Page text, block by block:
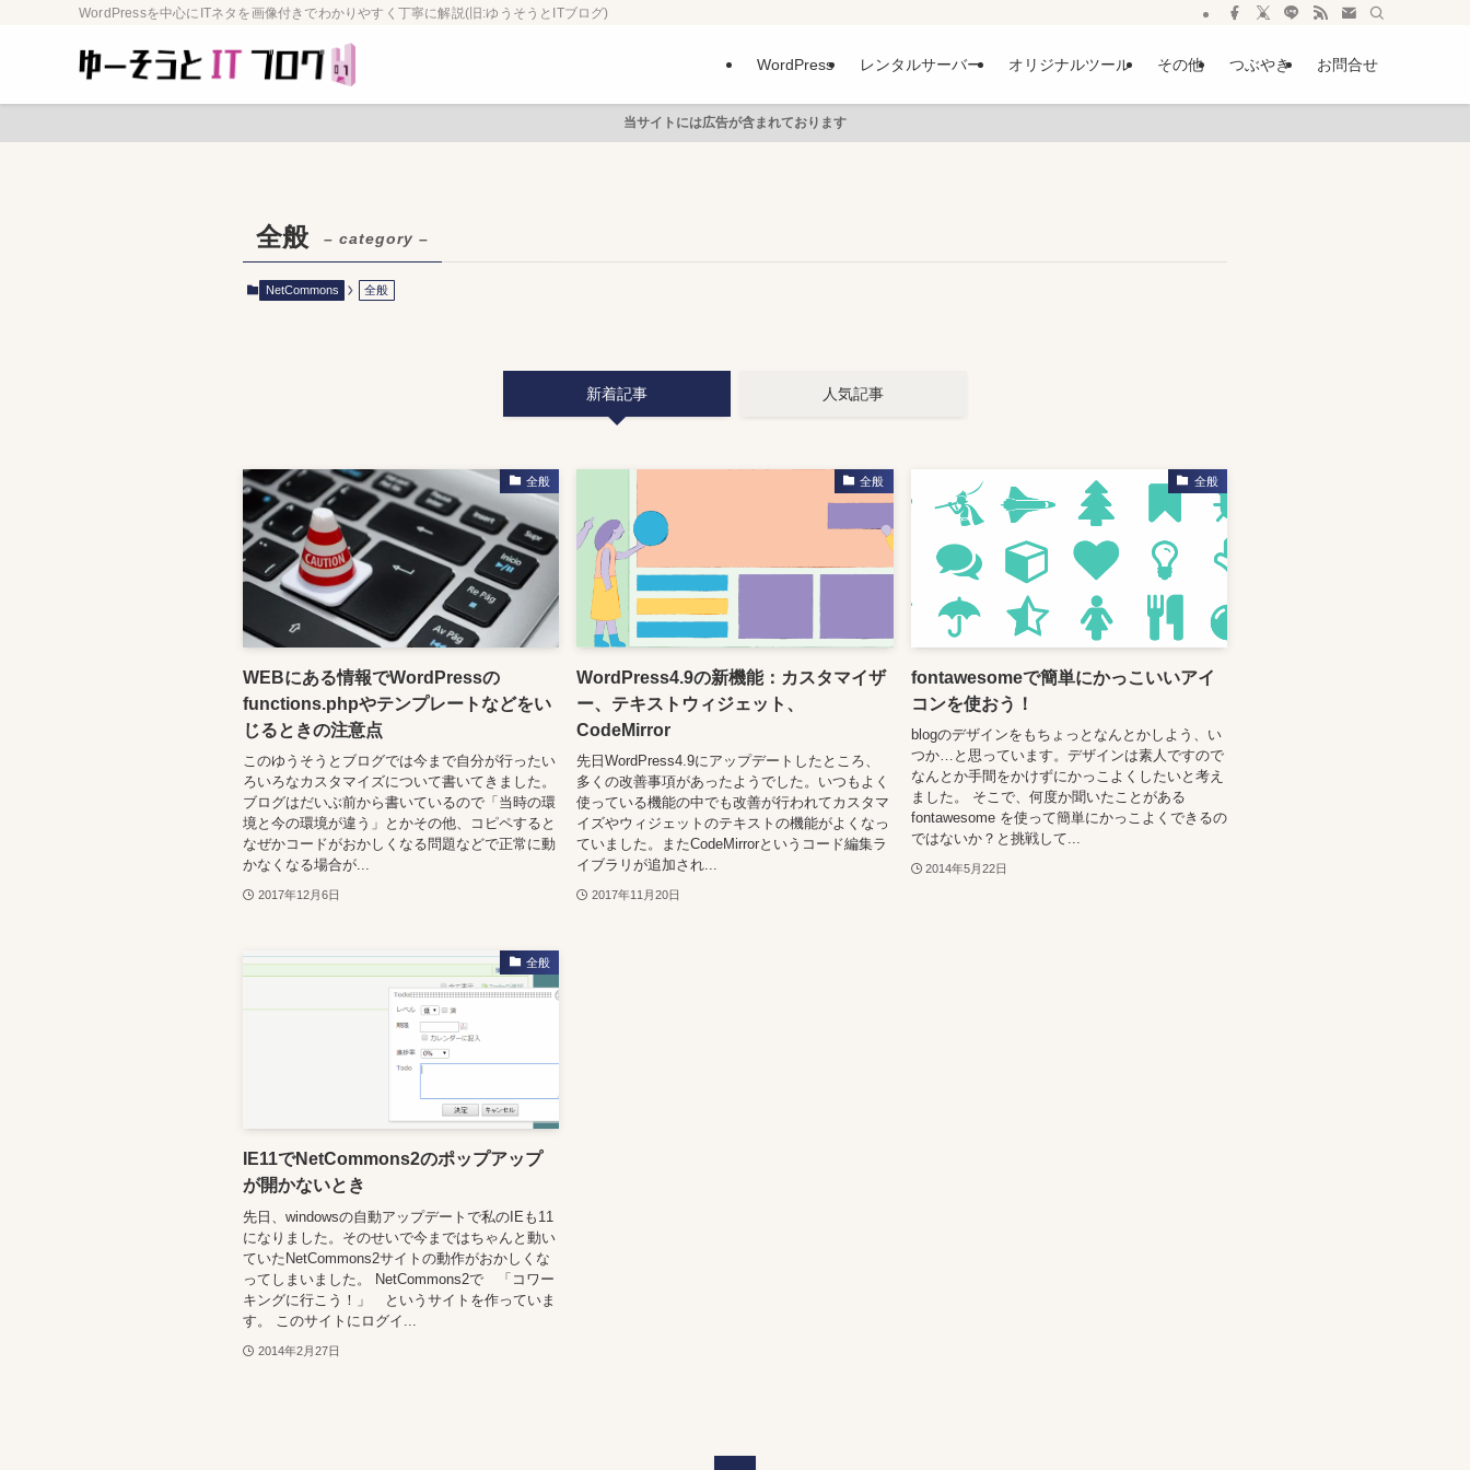
WordPressを中心にITネタを画像付きでわかりやすく丁寧に解説(旧:ゆうそうとITブログ)
WordPress レンタルサーバー オリジナルツール その他 つぶやき お問合せ
当サイトには広告が含まれております
全般 – category –
NetCommons 全般
新着記事 人気記事
全般
WEBにある情報でWordPressの
functions.phpやテンプレートなどをい
じるときの注意点
このゆうそうとブログでは今まで自分が行ったい
ろいろなカスタマイズについて書いてきました。
ブログはだいぶ前から書いているので「当時の環
境と今の環境が違う」とかその他、コピペすると
なぜかコードがおかしくなる問題などで正常に動
かなくなる場合が...
2017年12月6日
全般
WordPress4.9の新機能：カスタマイザ
ー、テキストウィジェット、
CodeMirror
先日WordPress4.9にアップデートしたところ、
多くの改善事項があったようでした。いつもよく
使っている機能の中でも改善が行われてカスタマ
イズやウィジェットのテキストの機能がよくなっ
ていました。またCodeMirrorというコード編集ラ
イブラリが追加され...
2017年11月20日
全般
fontawesomeで簡単にかっこいいアイ
コンを使おう！
blogのデザインをもちょっとなんとかしよう、い
つか…と思っています。デザインは素人ですので
なんとか手間をかけずにかっこよくしたいと考え
ました。 そこで、何度か聞いたことがある
fontawesome を使って簡単にかっこよくできるの
ではないか？と挑戦して...
2014年5月22日
全般
IE11でNetCommons2のポップアップ
が開かないとき
先日、windowsの自動アップデートで私のIEも11
になりました。そのせいで今まではちゃんと動い
ていたNetCommons2サイトの動作がおかしくな
ってしまいました。 NetCommons2で 「コワー
キングに行こう！」 というサイトを作っていま
す。 このサイトにログイ...
2014年2月27日